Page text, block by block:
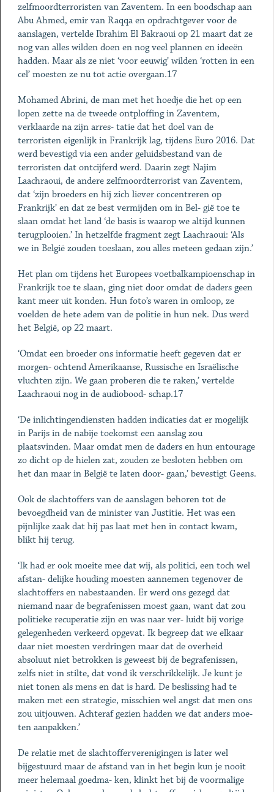
zelfmoordterroristen van Zaventem. In een boodschap aan
Abu Ahmed, emir van Raqqa en opdrachtgever voor de
aanslagen, vertelde Ibrahim El Bakraoui op 21 maart dat ze
nog van alles wilden doen en nog veel plannen en ideeën
hadden. Maar als ze niet ‘voor eeuwig’ wilden ‘rotten in een
cel’ moesten ze nu tot actie overgaan.17
Mohamed Abrini, de man met het hoedje die het op een
lopen zette na de tweede ontploffing in Zaventem,
verklaarde na zijn arres- tatie dat het doel van de
terroristen eigenlijk in Frankrijk lag, tijdens Euro 2016. Dat
werd bevestigd via een ander geluidsbestand van de
terroristen dat ontcijferd werd. Daarin zegt Najim
Laachraoui, de andere zelfmoordterrorist van Zaventem,
dat ‘zijn broeders en hij zich liever concentreren op
Frankrijk’ en dat ze best vermijden om in Bel- gië toe te
slaan omdat het land ‘de basis is waarop we altijd kunnen
terugplooien.’ In hetzelfde fragment zegt Laachraoui: ‘Als
we in België zouden toeslaan, zou alles meteen gedaan zijn.’
Het plan om tijdens het Europees voetbalkampioenschap in
Frankrijk toe te slaan, ging niet door omdat de daders geen
kant meer uit konden. Hun foto’s waren in omloop, ze
voelden de hete adem van de politie in hun nek. Dus werd
het België, op 22 maart.
‘Omdat een broeder ons informatie heeft gegeven dat er
morgen- ochtend Amerikaanse, Russische en Israëlische
vluchten zijn. We gaan proberen die te raken,’ vertelde
Laachraoui nog in de audiobood- schap.17
‘De inlichtingendiensten hadden indicaties dat er mogelijk
in Parijs in de nabije toekomst een aanslag zou
plaatsvinden. Maar omdat men de daders en hun entourage
zo dicht op de hielen zat, zouden ze besloten hebben om
het dan maar in België te laten door- gaan,’ bevestigt Geens.
Ook de slachtoffers van de aanslagen behoren tot de
bevoegdheid van de minister van Justitie. Het was een
pijnlijke zaak dat hij pas laat met hen in contact kwam,
blikt hij terug.
‘Ik had er ook moeite mee dat wij, als politici, een toch wel
afstan- delijke houding moesten aannemen tegenover de
slachtoffers en nabestaanden. Er werd ons gezegd dat
niemand naar de begrafenissen moest gaan, want dat zou
politieke recuperatie zijn en was naar ver- luidt bij vorige
gelegenheden verkeerd opgevat. Ik begreep dat we elkaar
daar niet moesten verdringen maar dat de overheid
absoluut niet betrokken is geweest bij de begrafenissen,
zelfs niet in stilte, dat vond ik verschrikkelijk. Je kunt je
niet tonen als mens en dat is hard. De beslissing had te
maken met een strategie, misschien wel angst dat men ons
zou uitjouwen. Achteraf gezien hadden we dat anders moe-
ten aanpakken.’
De relatie met de slachtofferverenigingen is later wel
bijgestuurd maar de afstand van in het begin kun je nooit
meer helemaal goedma- ken, klinkt het bij de voormalige